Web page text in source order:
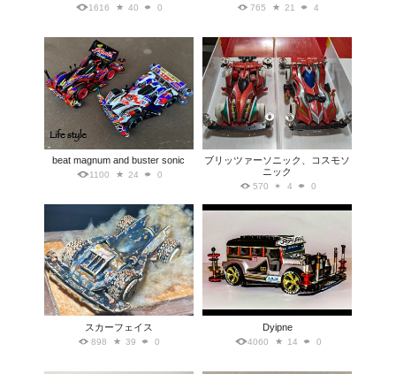
1616 40 0 765 21 4
beat magnum and buster sonic
1100 24 0
ブリッツァーソニック、コスモソ
ニック
570 4 0
スカーフェイス
898 39 0
Dyipne
4060 14 0